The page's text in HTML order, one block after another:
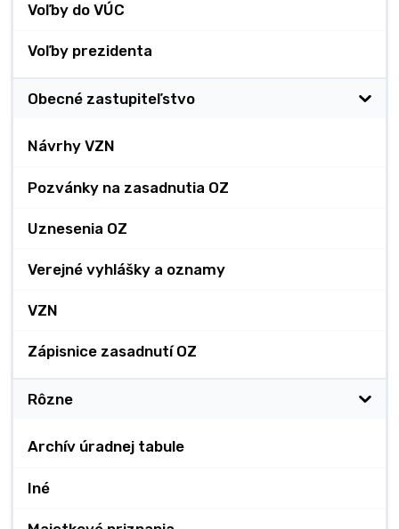
Voľby do VÚC
Voľby prezidenta
Obecné zastupiteľstvo
Návrhy VZN
Pozvánky na zasadnutia OZ
Uznesenia OZ
Verejné vyhlášky a oznamy
VZN
Zápisnice zasadnutí OZ
Rôzne
Archív úradnej tabule
Iné